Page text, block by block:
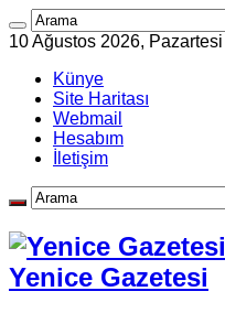
10 Ağustos 2026, Pazartesi
Künye
Site Haritası
Webmail
Hesabım
İletişim
Yenice Gazetesi